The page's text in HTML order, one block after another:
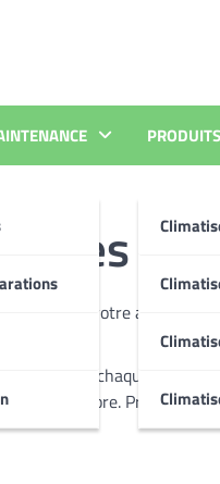
peut être votre alliée
à Toshiba, chaque
plus encore. Préparez-